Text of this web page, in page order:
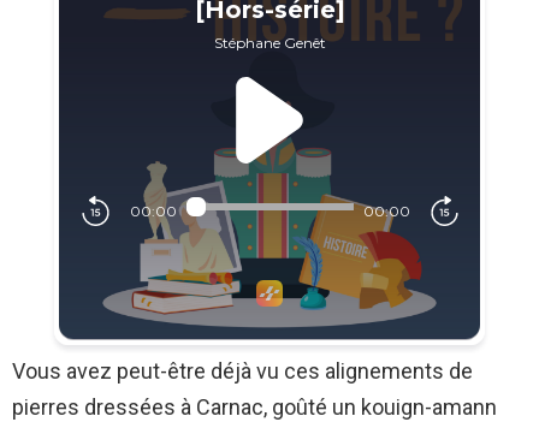
Vous avez peut-être déjà vu ces alignements de
pierres dressées à Carnac, goûté un kouign-amann